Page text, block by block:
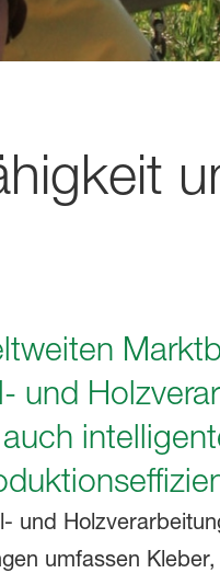
und
und
umfassen